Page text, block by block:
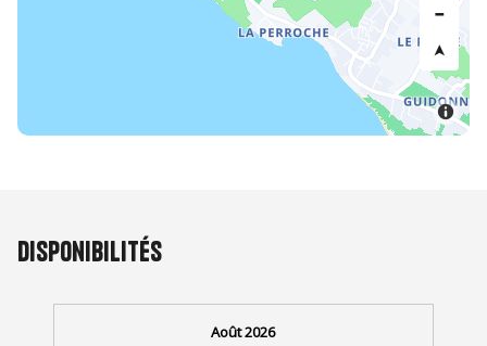
Disponibilités